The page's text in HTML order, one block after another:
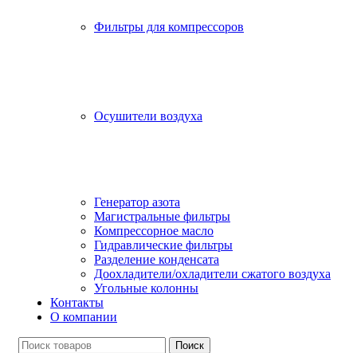
Фильтры для компрессоров
Осушители воздуха
Генератор азота
Магистральные фильтры
Компрессорное масло
Гидравлические фильтры
Разделение конденсата
Доохладители/охладители сжатого воздуха
Угольные колонны
Контакты
О компании
Поиск